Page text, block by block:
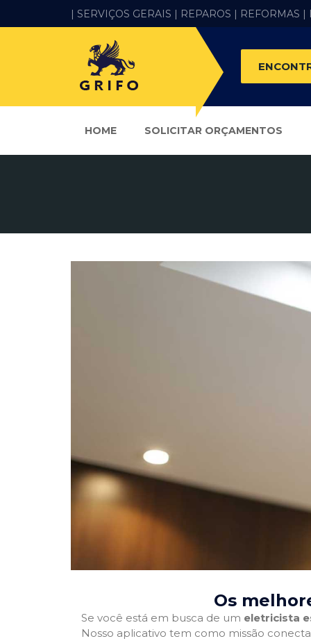
| SERVIÇOS GERAIS | REPAROS | REFORMAS |
HOME SOLICITAR ORÇAMENTOS
Os
Se você está em busca de um eletricista
Nosso aplicativo tem como missão